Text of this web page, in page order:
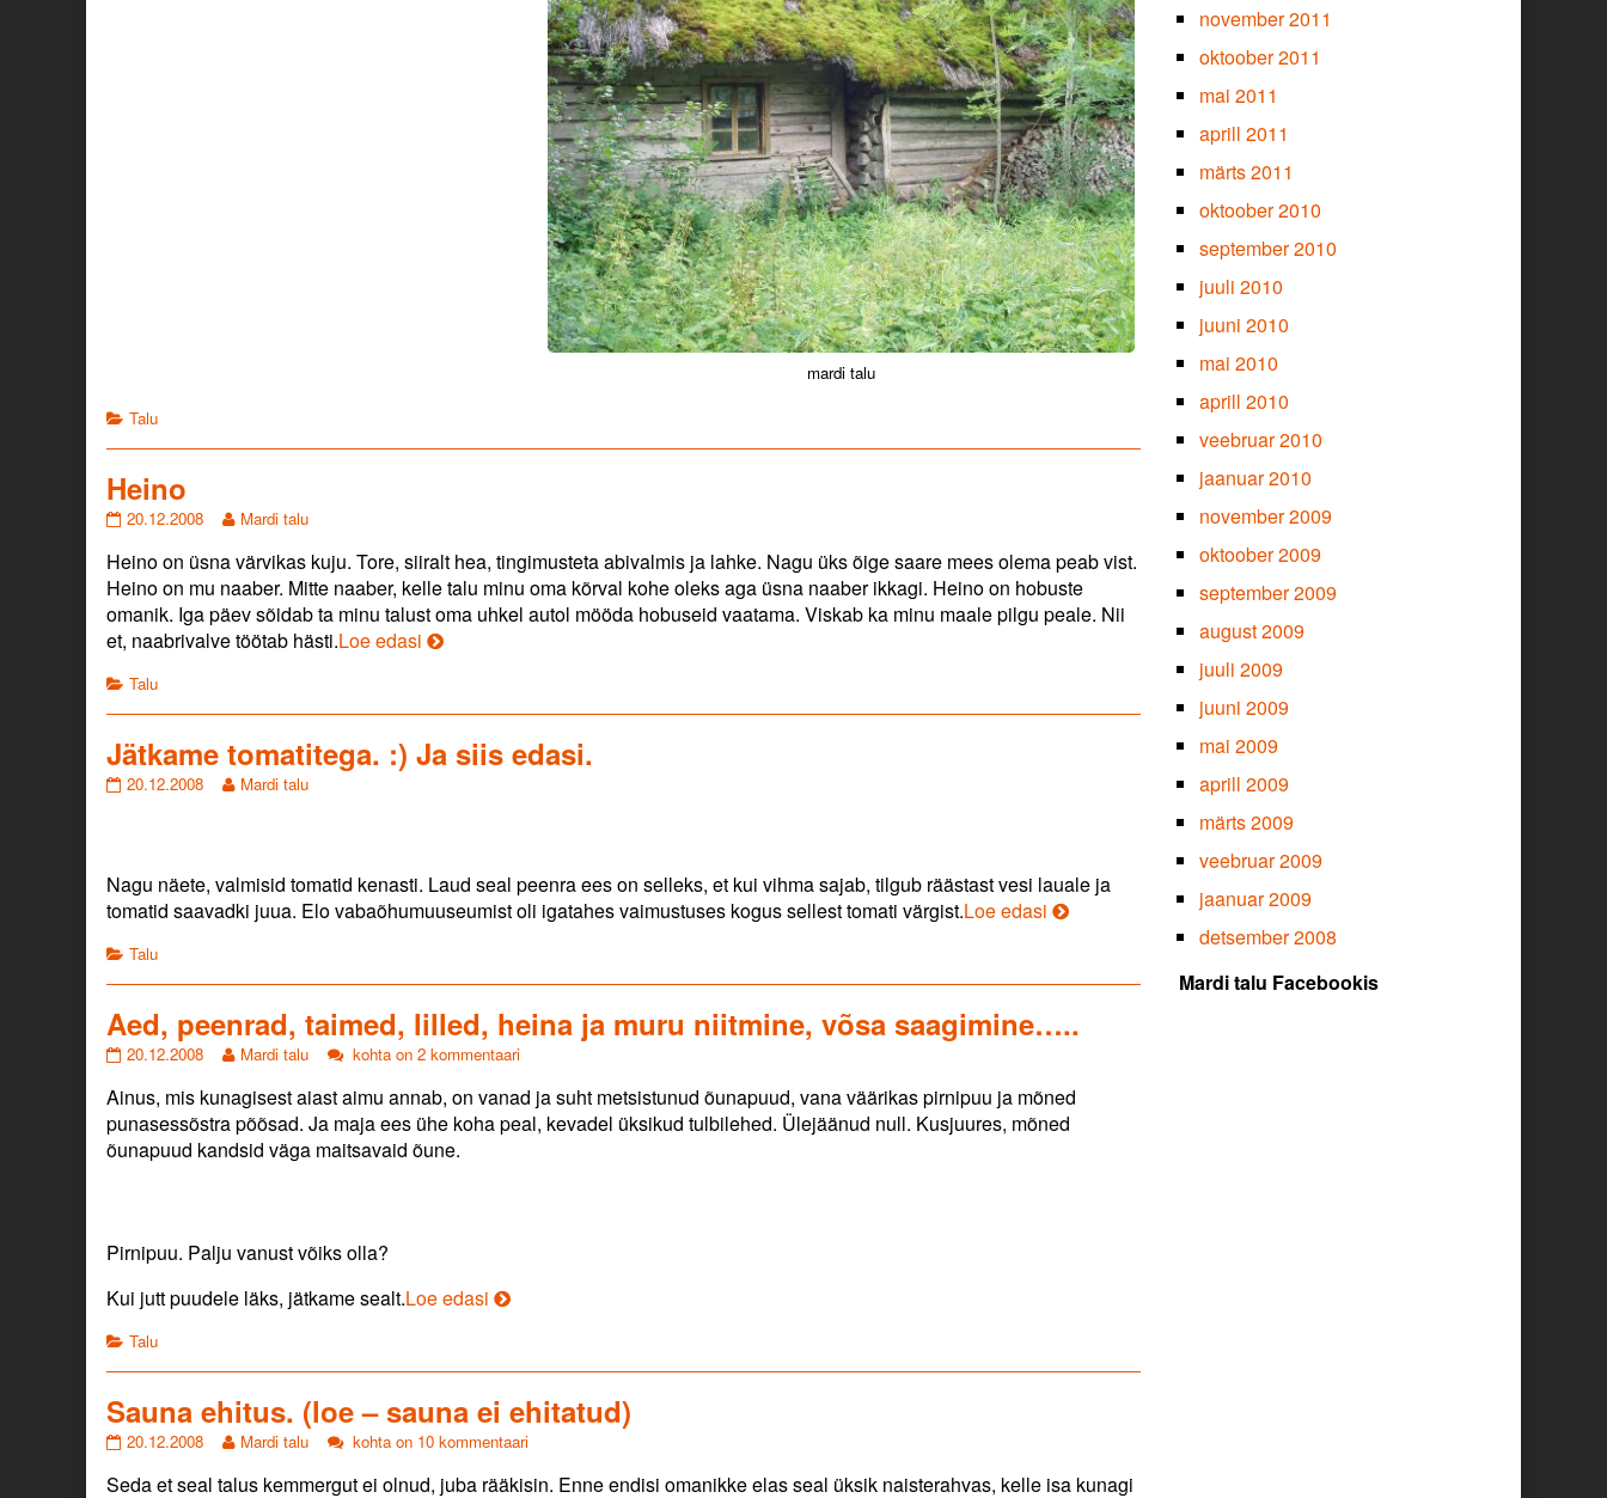
mardi talu
Categories
Talu
Heino
Heino
on
20.12.2008
Read
posts
by
author
of
Mardi talu
Heino on üsna värvikas kuju. Tore, siiralt hea, tingimusteta abivalmis ja lahke. Nagu üks õige saare mees olema peab vist.
Heino on mu naaber. Mitte naaber, kelle talu minu oma kõrval kohe oleks aga üsna naaber ikkagi. Heino on hobuste
omanik. Iga päev sõidab ta minu talust oma uhkel autol mööda hobuseid vaatama. Viskab ka minu maale pilgu peale. Nii
et, naabrivalve töötab hästi.Loe edasi Heino
Categories
Talu
Jätkame tomatitega. :) Ja siis edasi.
Jätkame
edasi.
published
20.12.2008
Read
author
of
siis
edasi.,
Mardi talu
Nagu näete, valmisid tomatid kenasti. Laud seal peenra ees on selleks, et kui vihma sajab, tilgub räästast vesi lauale ja
tomatid saavadki juua. Elo vabaõhumuuseumist oli igatahes vaimustuses kogus sellest tomati värgist.Loe edasi Jätkame
Ja
edasi.
Categories
Talu
Aed, peenrad, taimed, lilled, heina ja muru niitmine, võsa saagimine…..
Aed,
taimed,
lilled,
ja
saagimine…..
published
on
20.12.2008
Read
posts
by
the
author
taimed,
heina
ja
võsa
saagimine…..,
Mardi talu
Aed,
taimed,
lilled,
heina
ja
saagimine…..
kohta on 2 kommentaari
Ainus, mis kunagisest aiast aimu annab, on vanad ja suht metsistunud õunapuud, vana väärikas pirnipuu ja mõned
punasessõstra põõsad. Ja maja ees ühe koha peal, kevadel üksikud tulbilehed. Ülejäänud null. Kusjuures, mõned
õunapuud kandsid väga maitsavaid õune.
Pirnipuu. Palju vanust võiks olla?
Kui jutt puudele läks, jätkame sealt.Loe edasi Aed,
lilled,
heina
ja
muru
niitmine,
Categories
Talu
Sauna ehitus. (loe – sauna ei ehitatud)
Sauna
(loe
20.12.2008
Read
posts
Mardi talu
Sauna
(loe
kohta on 10 kommentaari
Seda et seal talus kemmergut ei olnud, juba rääkisin. Enne endisi omanikke elas seal üksik naisterahvas, kelle isa kunagi
november 2011
oktoober 2011
mai 2011
aprill 2011
märts 2011
oktoober 2010
september 2010
juuli 2010
juuni 2010
mai 2010
aprill 2010
veebruar 2010
jaanuar 2010
november 2009
oktoober 2009
september 2009
august 2009
juuli 2009
juuni 2009
mai 2009
aprill 2009
märts 2009
veebruar 2009
jaanuar 2009
detsember 2008
Mardi talu Facebookis